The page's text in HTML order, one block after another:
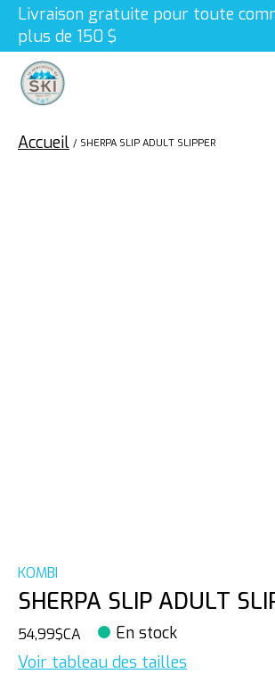
Livraison gratuite pour toute
plus de 150 $
Accueil / SHERPA SLIP ADULT SLIPPER
KOMBI
SHERPA SLIP ADULT
54,99$CA En stock
Voir tableau des tailles